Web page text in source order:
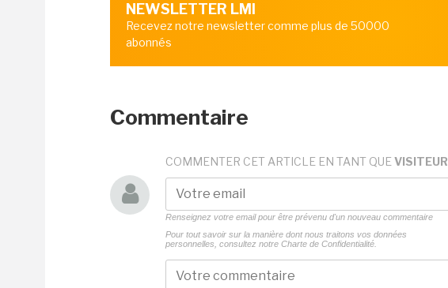
NEWSLETTER LMI
Recevez notre newsletter comme plus de 50000
abonnés
Commentaire
COMMENTER CET ARTICLE EN TANT QUE VISITEUR
Renseignez votre email pour être prévenu d'un nouveau commentaire
Pour tout savoir sur la manière dont nous traitons vos données
personnelles, consultez notre Charte de Confidentialité.